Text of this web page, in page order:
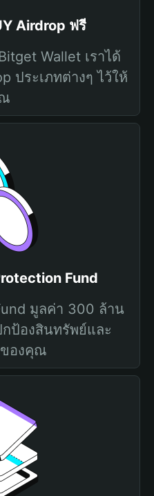
Airdrop ฟรี
Wallet เราได้
ประเภทต่างๆ ไว้ให้
Fund
มูลค่า 300 ล้าน
ป้องสินทรัพย์และ
องคุณ